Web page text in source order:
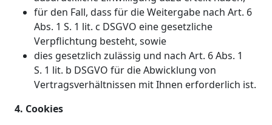
für den Fall, dass für die Weitergabe nach Art. 6
Abs. 1 S. 1 lit. c DSGVO eine gesetzliche
Verpflichtung besteht, sowie
dies gesetzlich zulässig und nach Art. 6 Abs. 1
S. 1 lit. b DSGVO für die Abwicklung von
Vertragsverhältnissen mit Ihnen erforderlich ist.
4. Cookies